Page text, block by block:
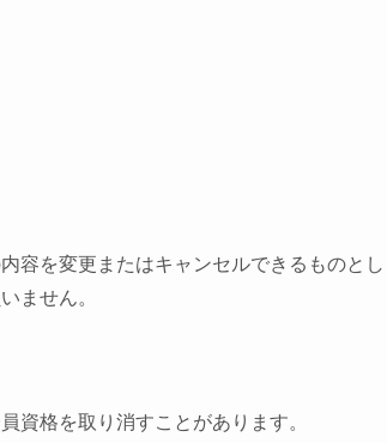
容を変更またはキャンセルできるものと
ません。
資格を取り消すことがあります。